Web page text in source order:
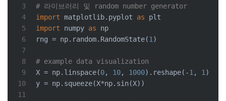
3
4
5
6
7
8
9
10
11
# 라이브러리 및 random number generator
import matplotlib.pyplot as plt
import numpy as np
rng = np.random.RandomState(1 )
# example data visualization
X = np.linspace(0, 10, 1000).reshape(-1 , 1 )
y = np.squeeze(X*np.sin(X))